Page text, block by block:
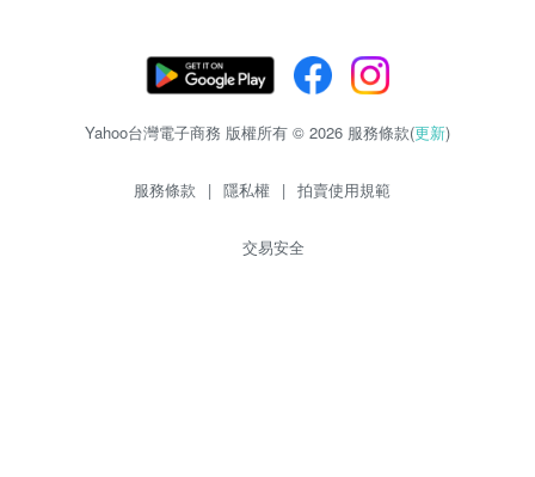
Yahoo台灣電子商務 版權所有 © 2026 服務條款(更新)
服務條款 | 隱私權 | 拍賣使用規範
交易安全